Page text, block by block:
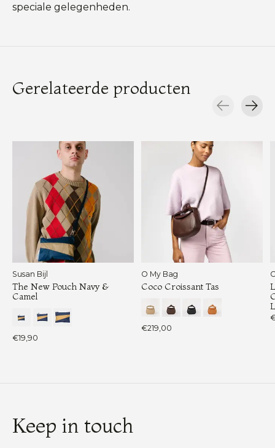
speciale gelegenheden.
Gerelateerde producten
Susan Bijl
The New Pouch Navy &
Camel
€19,90
O My Bag
Coco Croissant Tas
€219,00
Keep in touch